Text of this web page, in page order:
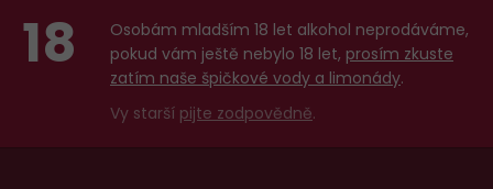
18
Osobám mladším 18 let alkohol neprodáváme,
pokud vám ještě nebylo 18 let, prosím zkuste
zatím naše špičkové vody a limonády.
Vy starší pijte zodpovědně.